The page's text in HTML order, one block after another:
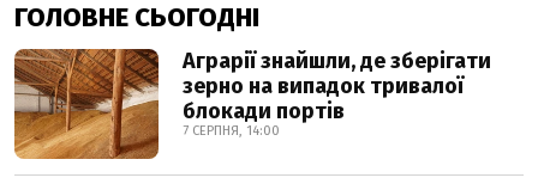
ГОЛОВНЕ СЬОГОДНІ
Аграрії знайшли, де зберігати
зерно на випадок тривалої
блокади портів
7 СЕРПНЯ, 14:00